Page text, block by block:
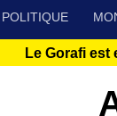
POLITIQUE
Le Gorafi